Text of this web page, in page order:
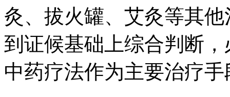
灸、拔火罐、艾灸等其
到证候基础上综合判断
中药疗法作为主要治疗手